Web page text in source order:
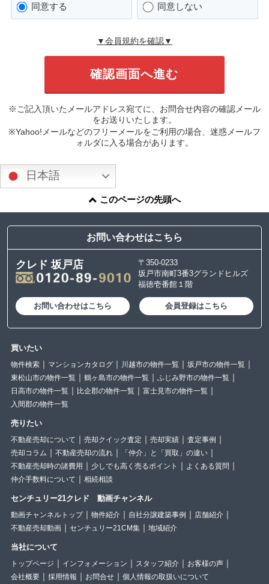
同意する 同意しない
▼会員規約を確認▼
※ご記入頂いたメールアドレス宛てに、お問合せ内容の確認メール
をお送りいたします。
※Yahoo!メールなどのフリーメールをご利用の場合、迷惑メールフ
ォルダに入る場合があります。
日本語
このページの先頭へ
お問い合わせはこちら
クレド 坂戸店
〒350-0233
坂戸市南町3番3グランドヒルズ
福徳壱番館１階
お問い合わせはこちら 会員登録はこちら
買いたい
物件検索 マンションカタログ 川越市の物件一覧
坂戸市の物件一覧
東松山市の物件一覧
鶴ヶ島市の物件一覧
ふじみ野市の物件一覧
日高市の物件一覧
比企郡の物件一覧
富士見市の物件一覧
入間郡の物件一覧
売りたい
不動産売却について 売却クイック査定 売却実績
査定事例
売却コラム
不動産売却の流れ
「仲介」と「買取」の違い
不動産売却時の諸費用
少しでも高く売るポイント
よくある質問
仲介手数料について
相続相談
センチュリー21クレド 動画チャンネル
動画チャンネルトップ 物件紹介 自社分譲建築事例
店舗紹介
不動産売却動画
センチュリー21CM集 地域紹介
当社について
トップページ インフォメーション スタッフ紹介
お客様の声
会社概要
採用情報 お問合せ 個人情報の取扱いについて